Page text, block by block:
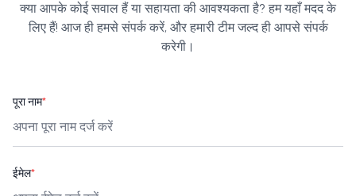
क्या आपके कोई सवाल हैं या सहायता की आवश्यकता है? हम यहाँ मदद के
लिए हैं! आज ही हमसे संपर्क करें, और हमारी टीम जल्द ही आपसे संपर्क
करेगी।
पूरा नाम*
ईमेल*